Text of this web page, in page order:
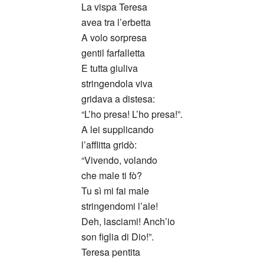
La vispa Teresa
avea tra l’erbetta
A volo sorpresa
gentil farfalletta
E tutta giuliva
stringendola viva
gridava a distesa:
“L’ho presa! L’ho presa!”.
A lei supplicando
l’afflitta gridò:
“Vivendo, volando
che male ti fò?
Tu sì mi fai male
stringendomi l’ale!
Deh, lasciami! Anch’io
son figlia di Dio!”.
Teresa pentita